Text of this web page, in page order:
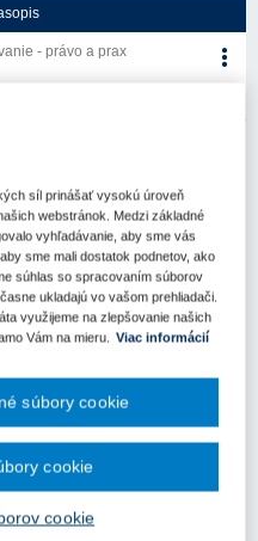
- právo a prax
verejného
služieb civilnej
združením ?
predpisov (ďalej aj
sa tento zákon
koncesiu, ktorej predmetom
síl prinášať vysokú úroveň
webstránok. Medzi základné
vyhľadávanie, aby sme vás
sme mali dostatok podnetov, ako
súhlas so spracovaním súborov
ukladajú vo vašom prehliadači.
využijeme na zlepšovanie našich
Vám na mieru. Viac informácií
cookie
súbory cookie
cookie